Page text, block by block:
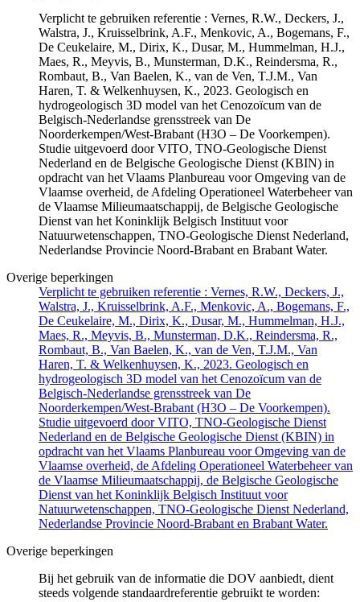
Verplicht te gebruiken referentie : Vernes, R.W., Deckers, J.,
Walstra, J., Kruisselbrink, A.F., Menkovic, A., Bogemans, F.,
De Ceukelaire, M., Dirix, K., Dusar, M., Hummelman, H.J.,
Maes, R., Meyvis, B., Munsterman, D.K., Reindersma, R.,
Rombaut, B., Van Baelen, K., van de Ven, T.J.M., Van
Haren, T. & Welkenhuysen, K., 2023. Geologisch en
hydrogeologisch 3D model van het Cenozoïcum van de
Belgisch-Nederlandse grensstreek van De
Noorderkempen/West-Brabant (H3O – De Voorkempen).
Studie uitgevoerd door VITO, TNO-Geologische Dienst
Nederland en de Belgische Geologische Dienst (KBIN) in
opdracht van het Vlaams Planbureau voor Omgeving van de
Vlaamse overheid, de Afdeling Operationeel Waterbeheer van
de Vlaamse Milieumaatschappij, de Belgische Geologische
Dienst van het Koninklijk Belgisch Instituut voor
Natuurwetenschappen, TNO-Geologische Dienst Nederland,
Nederlandse Provincie Noord-Brabant en Brabant Water.
Overige beperkingen
Verplicht te gebruiken referentie : Vernes, R.W., Deckers, J.,
Walstra, J., Kruisselbrink, A.F., Menkovic, A., Bogemans, F.,
De Ceukelaire, M., Dirix, K., Dusar, M., Hummelman, H.J.,
Maes, R., Meyvis, B., Munsterman, D.K., Reindersma, R.,
Rombaut, B., Van Baelen, K., van de Ven, T.J.M., Van
Haren, T. & Welkenhuysen, K., 2023. Geologisch en
hydrogeologisch 3D model van het Cenozoïcum van de
Belgisch-Nederlandse grensstreek van De
Noorderkempen/West-Brabant (H3O – De Voorkempen).
Studie uitgevoerd door VITO, TNO-Geologische Dienst
Nederland en de Belgische Geologische Dienst (KBIN) in
opdracht van het Vlaams Planbureau voor Omgeving van de
Vlaamse overheid, de Afdeling Operationeel Waterbeheer van
de Vlaamse Milieumaatschappij, de Belgische Geologische
Dienst van het Koninklijk Belgisch Instituut voor
Natuurwetenschappen, TNO-Geologische Dienst Nederland,
Nederlandse Provincie Noord-Brabant en Brabant Water.
Overige beperkingen
Bij het gebruik van de informatie die DOV aanbiedt, dient
steeds volgende standaardreferentie gebruikt te worden: